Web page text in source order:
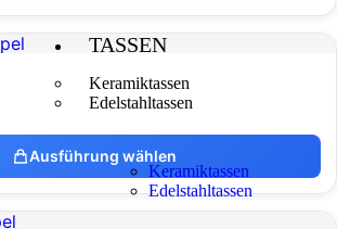
TASSEN
Keramiktassen
Edelstahltassen
Keramiktassen
Edelstahltassen
Ausführung wählen